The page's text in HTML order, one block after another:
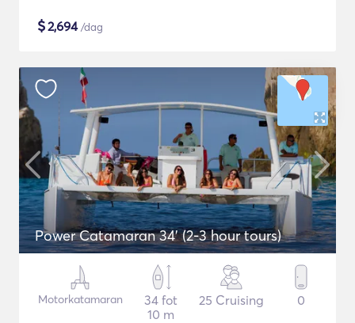
$2,694/dag
Power Catamaran 34' (2-3 hour tours)
Motorkatamaran
34 fot
10 m
25 Cruising 0